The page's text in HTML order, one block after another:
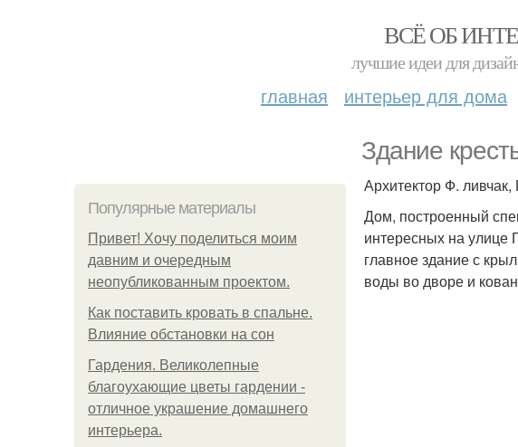
ВСЁ ОБ
лучшие идеи для
главная интерьер для дома
Здание
Популярные материалы
Привет! Хочу поделиться моим
давним и очередным
неопубликованным проектом.
Как поставить кровать в спальне.
Влияние обстановки на сон
Гардения. Великолепные
благоухающие цветы гардении -
отличное украшение домашнего
интерьера.
Архитектор Ф.
Дом, построенный
интересных на улице
главное здание с
воды во дворе и